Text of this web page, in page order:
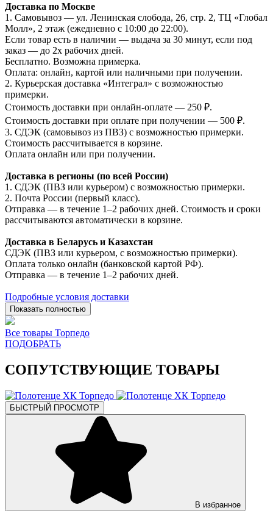
Доставка по Москве
1. Самовывоз — ул. Ленинская слобода, 26, стр. 2, ТЦ «Глобал
Молл», 2 этаж (ежедневно с 10:00 до 22:00).
Если товар есть в наличии — выдача за 30 минут, если под
заказ — до 2х рабочих дней.
Бесплатно. Возможна примерка.
Оплата: онлайн, картой или наличными при получении.
2. Курьерская доставка «Интеграл» с возможностью
примерки.
Стоимость доставки при онлайн-оплате — 250 ₽.
Стоимость доставки при оплате при получении — 500 ₽.
3. СДЭК (самовывоз из ПВЗ) с возможностью примерки.
Стоимость рассчитывается в корзине.
Оплата онлайн или при получении.
Доставка в регионы (по всей России)
1. СДЭК (ПВЗ или курьером) с возможностью примерки.
2. Почта России (первый класс).
Отправка — в течение 1–2 рабочих дней. Стоимость и сроки
рассчитываются автоматически в корзине.
Доставка в Беларусь и Казахстан
СДЭК (ПВЗ или курьером, с возможностью примерки).
Оплата только онлайн (банковской картой РФ).
Отправка — в течение 1–2 рабочих дней.
Подробные условия доставки
Показать полностью
Все товары Торпедо
ПОДОБРАТЬ
СОПУТСТВУЮЩИЕ ТОВАРЫ
БЫСТРЫЙ ПРОСМОТР
В избранное